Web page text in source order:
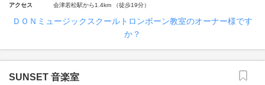
アクセス 会津若松駅から1.4km （徒歩19分）
ＤＯＮミュージックスクールトロンボーン教室のオーナー様です
か？
SUNSET 音楽室